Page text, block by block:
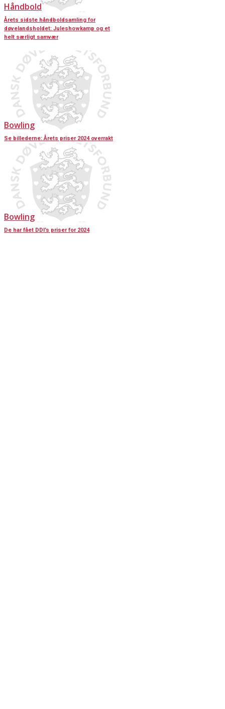
Håndbold
Årets sidste håndboldsamling for
døvelandsholdet: Juleshowkamp og et
helt særligt samvær
Bowling
Se billederne: Årets priser 2024 overrakt
Bowling
De har fået DDI’s priser for 2024